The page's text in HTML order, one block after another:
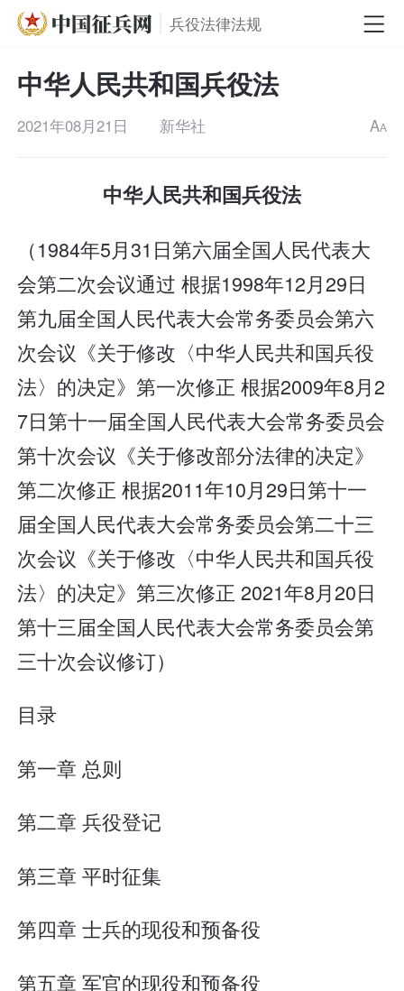
兵役法律法规
中华人民共和国兵役法
2021年08月21日 新华社 AA
中华人民共和国兵役法
（1984年5月31日第六届全国人民代表大
会第二次会议通过 根据1998年12月29日
第九届全国人民代表大会常务委员会第六
次会议《关于修改〈中华人民共和国兵役
法〉的决定》第一次修正 根据2009年8月2
7日第十一届全国人民代表大会常务委员会
第十次会议《关于修改部分法律的决定》
第二次修正 根据2011年10月29日第十一
届全国人民代表大会常务委员会第二十三
次会议《关于修改〈中华人民共和国兵役
法〉的决定》第三次修正 2021年8月20日
第十三届全国人民代表大会常务委员会第
三十次会议修订）
目录
第一章 总则
第二章 兵役登记
第三章 平时征集
第四章 士兵的现役和预备役
第五章 军官的现役和预备役